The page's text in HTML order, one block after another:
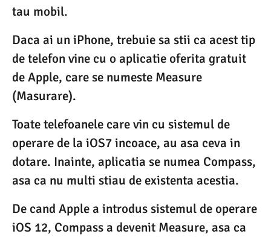
tau mobil.
Daca ai un iPhone, trebuie sa stii ca acest tip
de telefon vine cu o aplicatie oferita gratuit
de Apple, care se numeste Measure
(Masurare).
Toate telefoanele care vin cu sistemul de
operare de la iOS7 incoace, au asa ceva in
dotare. Inainte, aplicatia se numea Compass,
asa ca nu multi stiau de existenta acestia.
De cand Apple a introdus sistemul de operare
iOS 12, Compass a devenit Measure, asa ca